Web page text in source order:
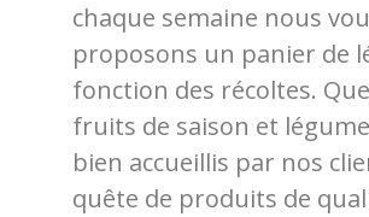
chaque semaine nous
proposons un panier de
fonction des récoltes.
fruits de saison et
bien accueillis par nos
quête de produits de